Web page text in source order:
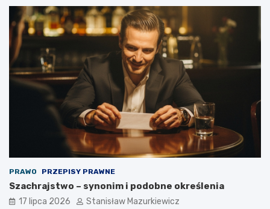
PRAWO PRZEPISY PRAWNE
Szachrajstwo – synonim i podobne określenia
17 lipca 2026 Stanisław Mazurkiewicz